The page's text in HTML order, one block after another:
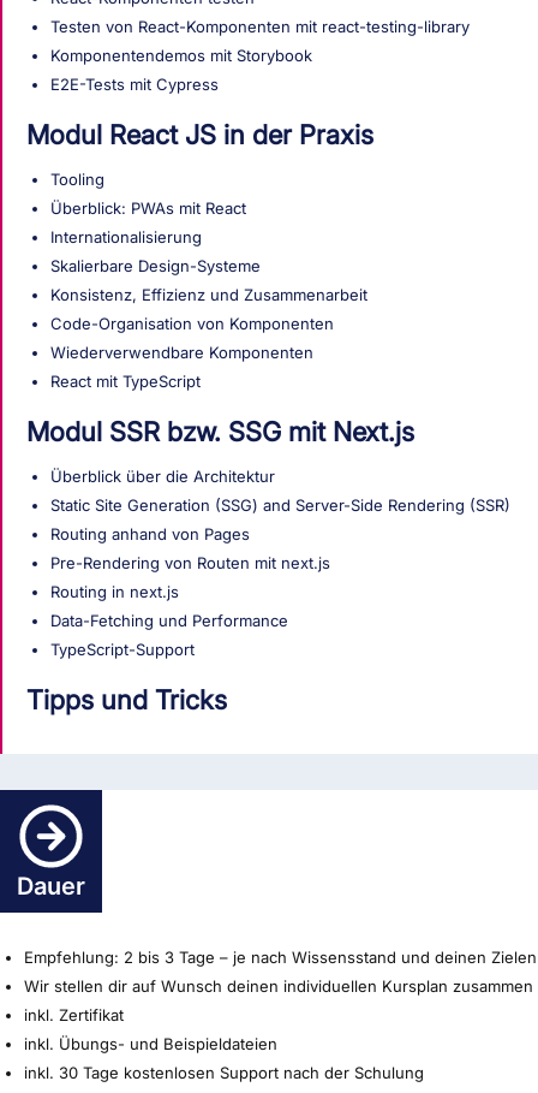
Testen von React-Komponenten mit react-testing-library
Komponentendemos mit Storybook
E2E-Tests mit Cypress
Modul React JS in der Praxis
Tooling
Überblick: PWAs mit React
Internationalisierung
Skalierbare Design-Systeme
Konsistenz, Effizienz und Zusammenarbeit
Code-Organisation von Komponenten
Wiederverwendbare Komponenten
React mit TypeScript
Modul SSR bzw. SSG mit Next.js
Überblick über die Architektur
Static Site Generation (SSG) and Server-Side Rendering (SSR)
Routing anhand von Pages
Pre-Rendering von Routen mit next.js
Routing in next.js
Data-Fetching und Performance
TypeScript-Support
Tipps und Tricks
Dauer
Empfehlung: 2 bis 3 Tage – je nach Wissensstand und deinen Zielen
Wir stellen dir auf Wunsch deinen individuellen Kursplan zusammen
inkl. Zertifikat
inkl. Übungs- und Beispieldateien
inkl. 30 Tage kostenlosen Support nach der Schulung